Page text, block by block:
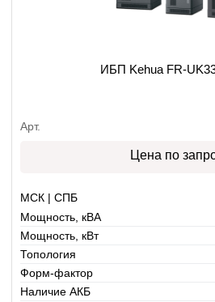
ИБП Kehua FR-
Арт.
Цена по
МСК | СПБ
Мощность, кВА
Мощность, кВт
Топология
Форм-фактор
Наличие АКБ